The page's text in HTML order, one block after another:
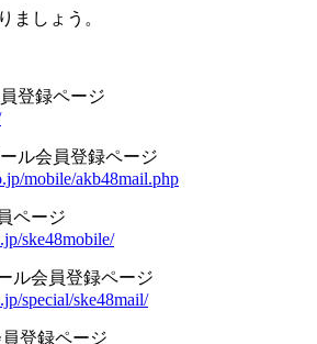
ましょう。
登録ページ
ル会員登録ページ
mobile/akb48mail.php
ページ
ske48mobile/
ル会員登録ページ
special/ske48mail/
登録ページ